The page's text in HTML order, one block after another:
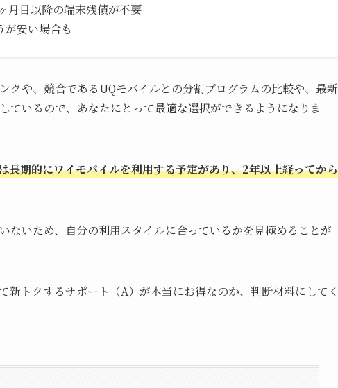
月目以降の端末残債が不要
が安い場合も
クや、競合であるUQモバイルとの分割プログラムの比較や、最新
ているので、あなたにとって最適な選択ができるようになりま
長期的にワイモバイルを利用する予定があり、2年以上経ってから
ないため、自分の利用スタイルに合っているかを見極めることが
新トクするサポート（A）が本当にお得なのか、判断材料にして